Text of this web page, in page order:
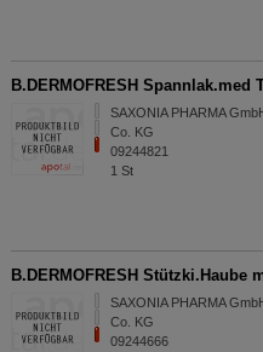
B.DERMOFRESH Spannlak.med
SAXONIA PHARMA
Co. KG
09244821
1 St
B.DERMOFRESH Stützki.Haube
SAXONIA PHARMA
Co. KG
09244666